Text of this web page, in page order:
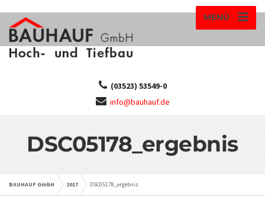
MENÜ
(03523) 53549-0
info@bauhauf.de
DSC05178_ergebnis
BAUHAUF GmbH 2017 DSC05178_ergebnis